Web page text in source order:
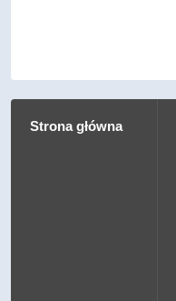
Strona główna